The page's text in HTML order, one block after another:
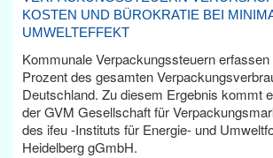
KOSTEN UND BÜROKRATIE BEI
UMWELTEFFEKT
Kommunale Verpackungssteuern erfassen
Prozent des gesamten
Deutschland. Zu diesem Ergebnis kommt
der GVM Gesellschaft für
des ifeu -Instituts für Energie- und
Heidelberg gGmbH.